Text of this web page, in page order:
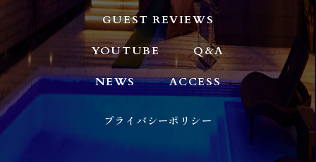
GUEST REVIEWS
YOUTUBE Q&A
NEWS ACCESS
プライバシーポリシー